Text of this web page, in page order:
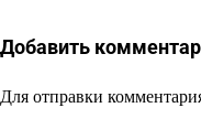
Добавить
Для отправки